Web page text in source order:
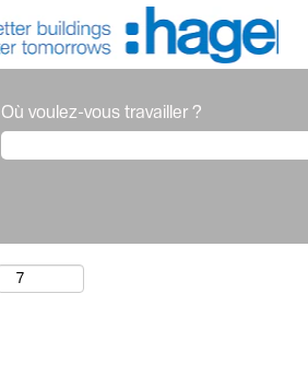
Où voulez-vous travailler ?